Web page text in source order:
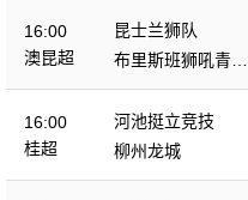
16:00
澳昆超
昆士兰狮队
布里斯班狮吼青年
队
16:00
桂超
河池挺立竞技
柳州龙城